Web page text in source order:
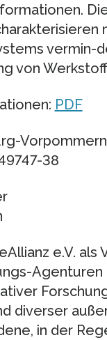
vermin-
von
PDF
Vorpommern
38
e.V.
diverser
in der